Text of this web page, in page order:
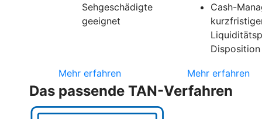
Sehgeschädigte
geeignet
Cash-
Disposition
Mehr erfahren Mehr erfahren
Das passende TAN-Verfahren